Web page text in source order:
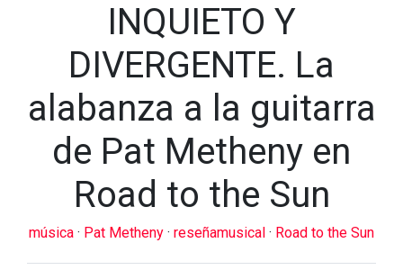
INQUIETO Y
DIVERGENTE. La
alabanza a la guitarra
de Pat Metheny en
Road to the Sun
música · Pat Metheny · reseñamusical · Road to the Sun